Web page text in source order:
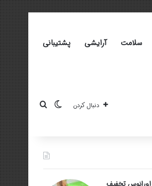
سلامت آرایشی پشتیبانی
دنبال کردن تغییر پوسته
جستجو برای